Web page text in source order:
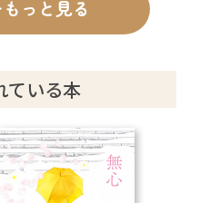
っと見る
ている本